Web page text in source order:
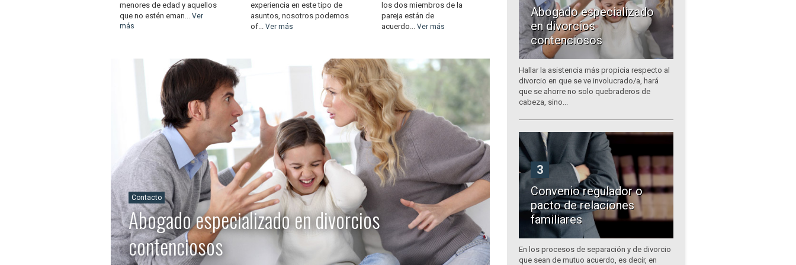
menores de edad y aquellos
que no estén eman... Ver
más
experiencia en este tipo de
asuntos, nosotros podemos
of... Ver más
los dos miembros de la
pareja están de
acuerdo... Ver más
Contacto
Abogado especializado en divorcios
contenciosos
Abogado especializado
en divorcios
contenciosos
Hallar la asistencia más propicia respecto al
divorcio en que se ve involucrado/a, hará
que se ahorre no solo quebraderos de
cabeza, sino...
3
Convenio regulador o
pacto de relaciones
familiares
En los procesos de separación y de divorcio
que sean de mutuo acuerdo, es decir, en